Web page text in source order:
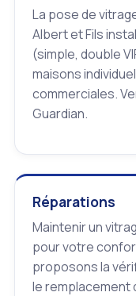
La pose de
Albert et Fils
(simple, double
maisons
commerciales.
Guardian.
Réparations
Maintenir un
pour votre
proposons la
le remplacement